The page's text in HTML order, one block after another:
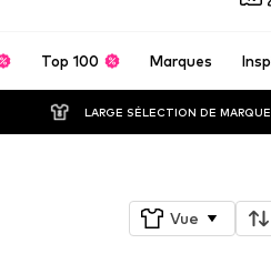
Top 100 Marques
LARGE SÉLECTION DE
Vue